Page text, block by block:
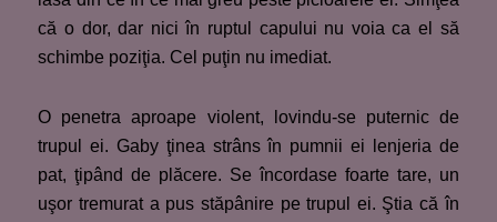
că o dor, dar nici în ruptul capului nu voia ca el să
schimbe poziţia. Cel puţin nu imediat.
O penetra aproape violent, lovindu-se puternic de
trupul ei. Gaby ţinea strâns în pumnii ei lenjeria de
pat, ţipând de plăcere. Se încordase foarte tare, un
uşor tremurat a pus stăpânire pe trupul ei. Ştia că în